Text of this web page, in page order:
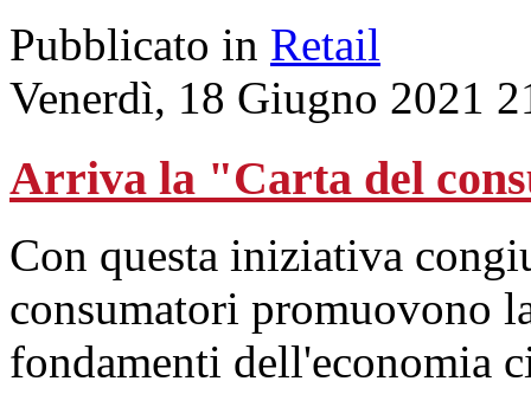
Pubblicato in Retail
Venerdì, 18 Giugno 2021
Arriva la "Carta del
Con questa iniziativa
consumatori promuovono
fondamenti dell'economia